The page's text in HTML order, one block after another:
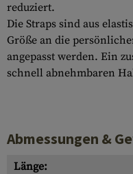
reduziert.
Die Straps sind aus
Größe an die
angepasst werden. Ein
schnell abnehmbaren
Abmessungen &
Länge: